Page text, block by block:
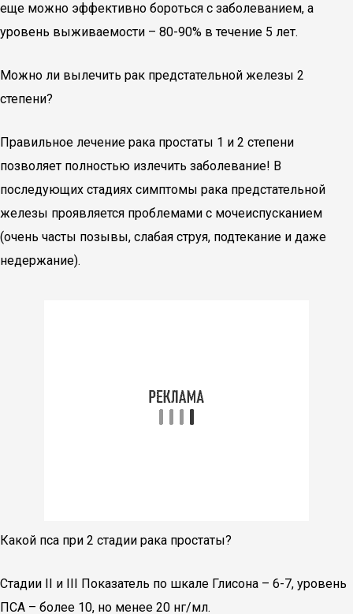
еще можно эффективно бороться с заболеванием, а
уровень выживаемости – 80-90% в течение 5 лет.
Можно ли вылечить рак предстательной железы 2
степени?
Правильное лечение рака простаты 1 и 2 степени
позволяет полностью излечить заболевание! В
последующих стадиях симптомы рака предстательной
железы проявляется проблемами с мочеиспусканием
(очень часты позывы, слабая струя, подтекание и даже
недержание).
Какой пса при 2 стадии рака простаты?
Стадии II и III Показатель по шкале Глисона – 6-7, уровень
ПСА – более 10, но менее 20 нг/мл.